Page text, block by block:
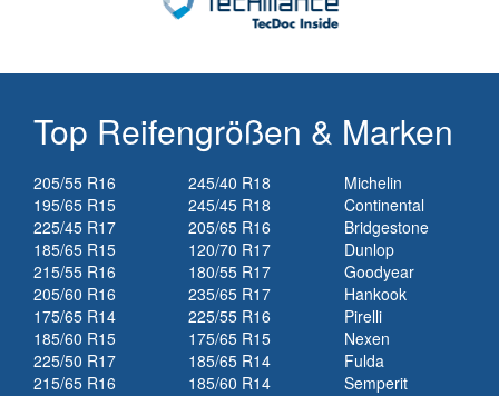
Top Reifengrößen & Marken
205/55 R16
195/65 R15
225/45 R17
185/65 R15
215/55 R16
205/60 R16
175/65 R14
185/60 R15
225/50 R17
215/65 R16
245/40 R18
245/45 R18
205/65 R16
120/70 R17
180/55 R17
235/65 R17
225/55 R16
175/65 R15
185/65 R14
185/60 R14
Michelin
Continental
Bridgestone
Dunlop
Goodyear
Hankook
Pirelli
Nexen
Fulda
Semperit